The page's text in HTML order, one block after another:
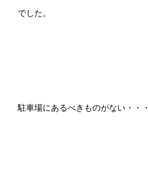
でした。
駐車場にあるべきものがない・・・